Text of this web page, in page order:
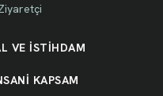
VE İSTİHDAM
KAPSAM